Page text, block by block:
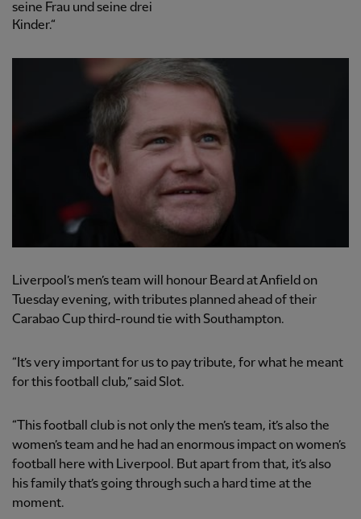
seine Frau und seine drei
Kinder.“
Liverpool’s men’s team will honour Beard at Anfield on
Tuesday evening, with tributes planned ahead of their
Carabao Cup third-round tie with Southampton.
“It’s very important for us to pay tribute, for what he meant
for this football club,” said Slot.
“This football club is not only the men’s team, it’s also the
women’s team and he had an enormous impact on women’s
football here with Liverpool. But apart from that, it’s also
his family that’s going through such a hard time at the
moment.